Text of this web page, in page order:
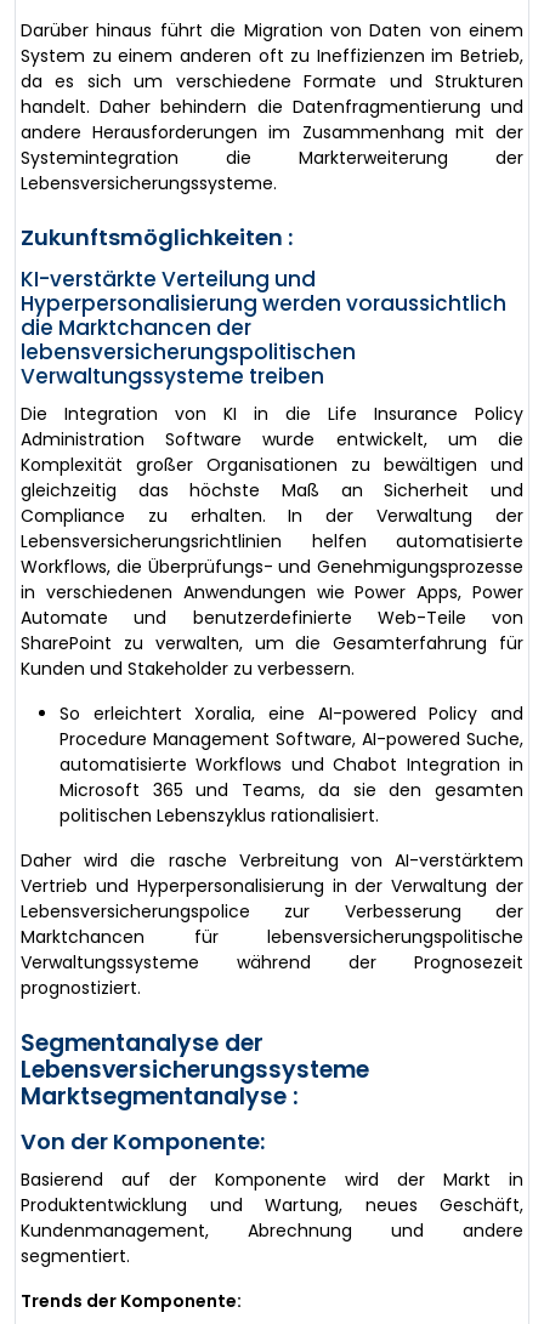
Darüber hinaus führt die Migration von Daten von einem
System zu einem anderen oft zu Ineffizienzen im Betrieb,
da es sich um verschiedene Formate und Strukturen
handelt. Daher behindern die Datenfragmentierung und
andere Herausforderungen im Zusammenhang mit der
Systemintegration die Markterweiterung der
Lebensversicherungssysteme.
Zukunftsmöglichkeiten :
KI-verstärkte Verteilung und
Hyperpersonalisierung werden voraussichtlich
die Marktchancen der
lebensversicherungspolitischen
Verwaltungssysteme treiben
Die Integration von KI in die Life Insurance Policy
Administration Software wurde entwickelt, um die
Komplexität großer Organisationen zu bewältigen und
gleichzeitig das höchste Maß an Sicherheit und
Compliance zu erhalten. In der Verwaltung der
Lebensversicherungsrichtlinien helfen automatisierte
Workflows, die Überprüfungs- und Genehmigungsprozesse
in verschiedenen Anwendungen wie Power Apps, Power
Automate und benutzerdefinierte Web-Teile von
SharePoint zu verwalten, um die Gesamterfahrung für
Kunden und Stakeholder zu verbessern.
So erleichtert Xoralia, eine AI-powered Policy and
Procedure Management Software, AI-powered Suche,
automatisierte Workflows und Chabot Integration in
Microsoft 365 und Teams, da sie den gesamten
politischen Lebenszyklus rationalisiert.
Daher wird die rasche Verbreitung von AI-verstärktem
Vertrieb und Hyperpersonalisierung in der Verwaltung der
Lebensversicherungspolice zur Verbesserung der
Marktchancen für lebensversicherungspolitische
Verwaltungssysteme während der Prognosezeit
prognostiziert.
Segmentanalyse der
Lebensversicherungssysteme
Marktsegmentanalyse :
Von der Komponente:
Basierend auf der Komponente wird der Markt in
Produktentwicklung und Wartung, neues Geschäft,
Kundenmanagement, Abrechnung und andere
segmentiert.
Trends der Komponente: